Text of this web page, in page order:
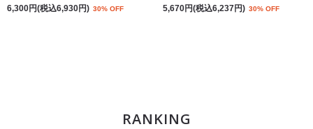
6,300円(税込6,930円) 30% OFF
5,670円(税込6,237円) 30% OFF
RANKING